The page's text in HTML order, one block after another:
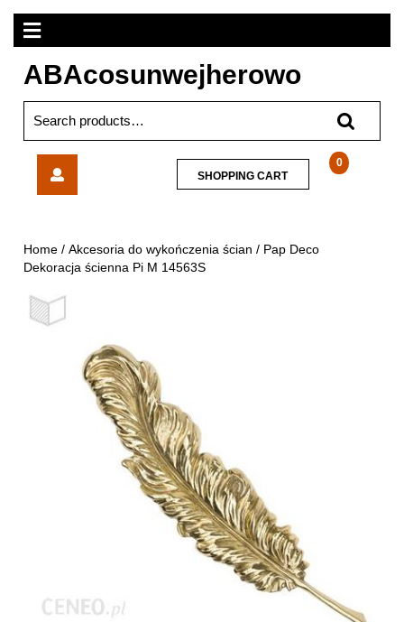
Skip
content
Open
Menu
ABAcosunwejherowo
for:
Pi
M
0
SHOPPING CARTSHOPPING
CART
Home /Akcesoria do wykończenia ścian / Pap Deco
Dekoracja ścienna Pi M 14563S